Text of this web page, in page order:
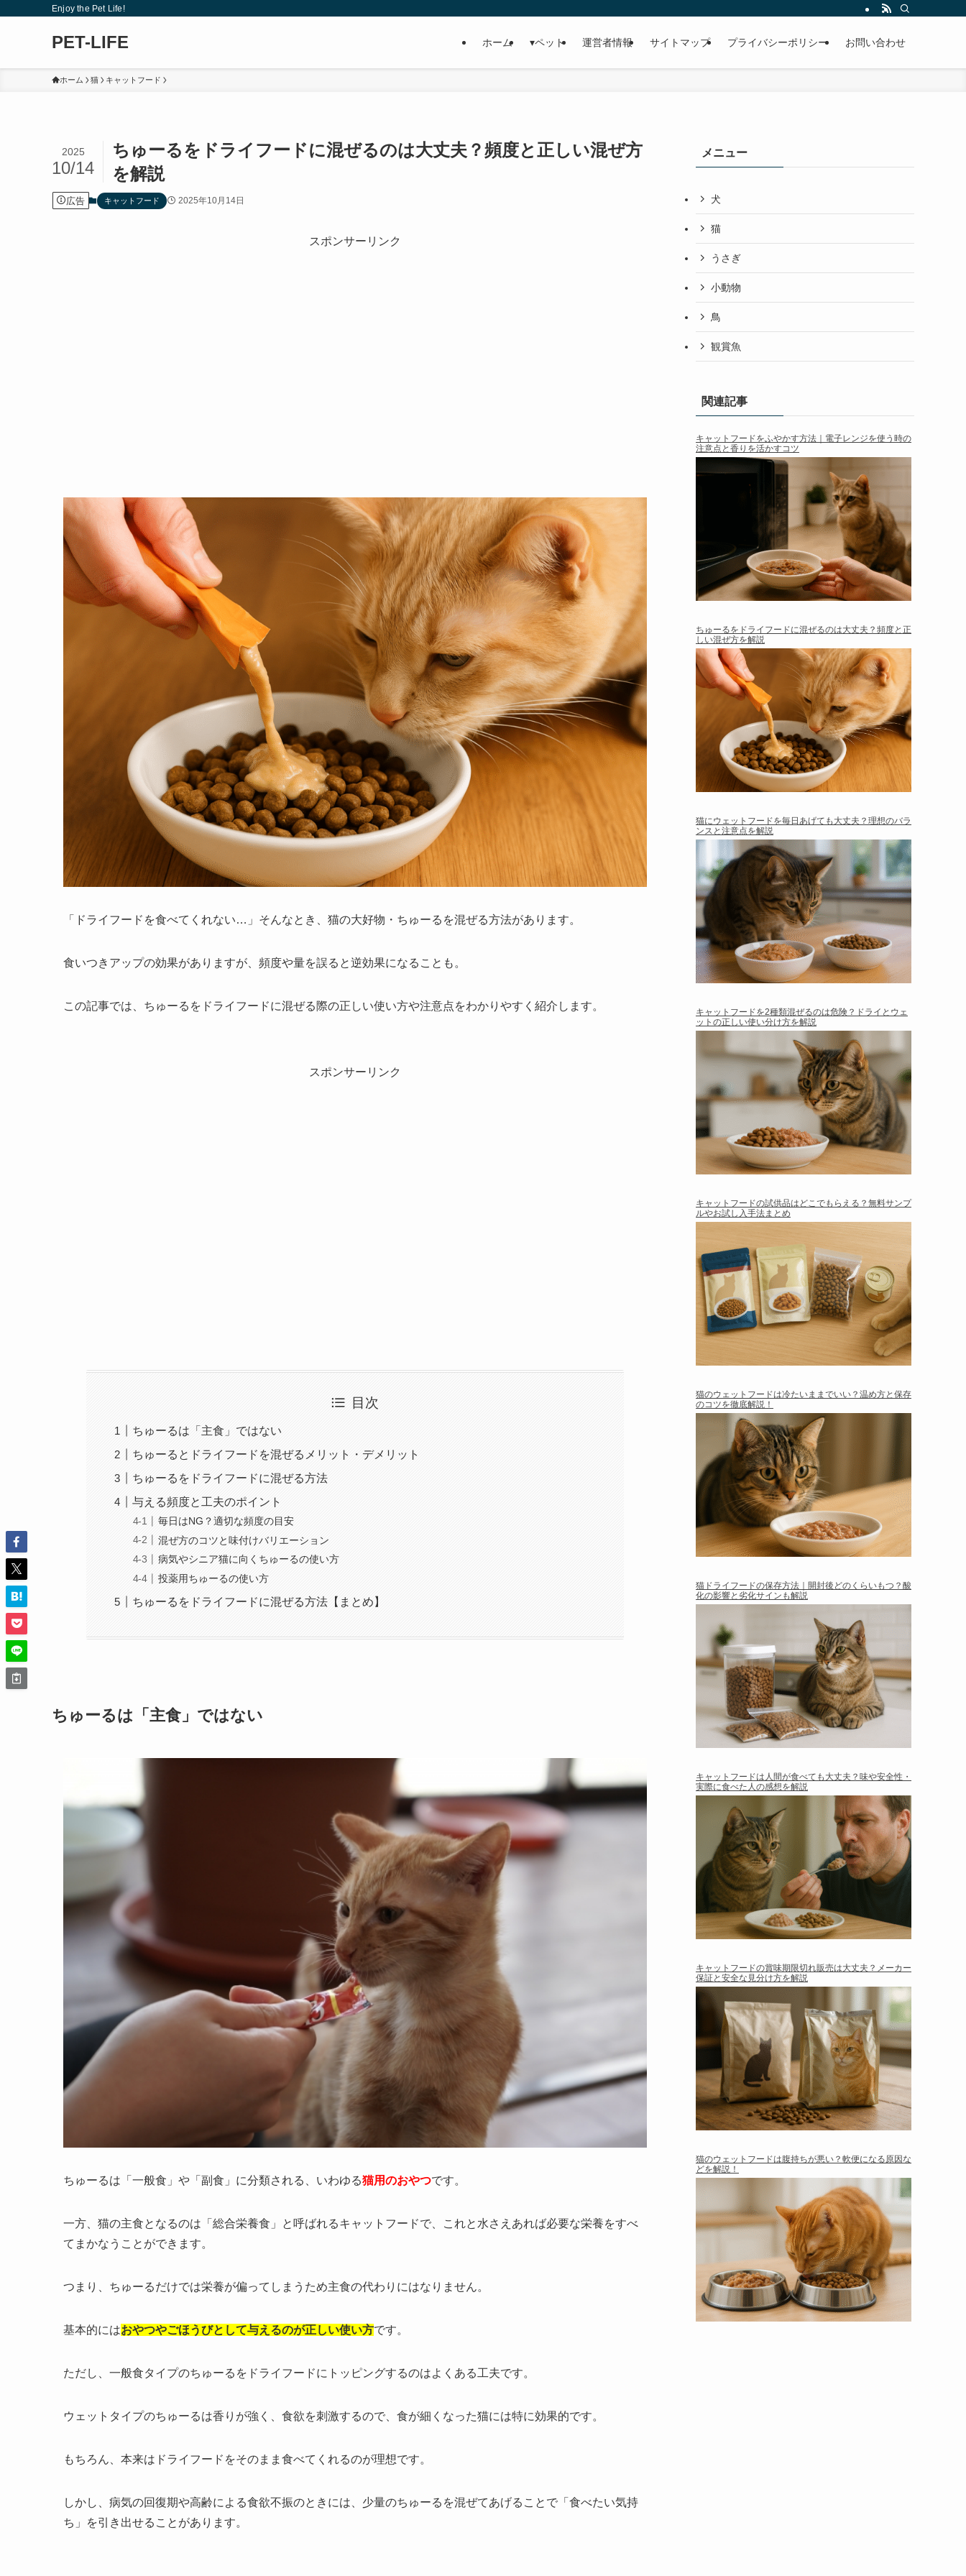
Enjoy the Pet Life!
PET-LIFE ホーム ▾ペット 運営者情報 サイトマップ プライバシーポリシー お問い合わせ
ホーム 猫 キャットフード
ちゅーるをドライフードに混ぜるのは大丈夫？頻度と正しい混ぜ方
を解説
2025
10/14
広告 キャットフード 2025年10月14日
スポンサーリンク
「ドライフードを食べてくれない…」そんなとき、猫の大好物・ちゅーるを混ぜる方法があります。
食いつきアップの効果がありますが、頻度や量を誤ると逆効果になることも。
この記事では、ちゅーるをドライフードに混ぜる際の正しい使い方や注意点をわかりやすく紹介します。
スポンサーリンク
目次
ちゅーるは「主食」ではない
ちゅーるとドライフードを混ぜるメリット・デメリット
ちゅーるをドライフードに混ぜる方法
与える頻度と工夫のポイント
毎日はNG？適切な頻度の目安
混ぜ方のコツと味付けバリエーション
病気やシニア猫に向くちゅーるの使い方
投薬用ちゅーるの使い方
ちゅーるをドライフードに混ぜる方法【まとめ】
ちゅーるは「主食」ではない
ちゅーるは「一般食」や「副食」に分類される、いわゆる猫用のおやつです。
一方、猫の主食となるのは「総合栄養食」と呼ばれるキャットフードで、これと水さえあれば必要な栄養をすべ
てまかなうことができます。
つまり、ちゅーるだけでは栄養が偏ってしまうため主食の代わりにはなりません。
基本的にはおやつやごほうびとして与えるのが正しい使い方です。
ただし、一般食タイプのちゅーるをドライフードにトッピングするのはよくある工夫です。
ウェットタイプのちゅーるは香りが強く、食欲を刺激するので、食が細くなった猫には特に効果的です。
もちろん、本来はドライフードをそのまま食べてくれるのが理想です。
しかし、病気の回復期や高齢による食欲不振のときには、少量のちゅーるを混ぜてあげることで「食べたい気持
ち」を引き出せることがあります。
メニュー
犬
猫
うさぎ
小動物
鳥
観賞魚
関連記事
キャットフードをふやかす方法｜電子レンジを使う時の
注意点と香りを活かすコツ
ちゅーるをドライフードに混ぜるのは大丈夫？頻度と正
しい混ぜ方を解説
猫にウェットフードを毎日あげても大丈夫？理想のバラ
ンスと注意点を解説
キャットフードを2種類混ぜるのは危険？ドライとウェ
ットの正しい使い分け方を解説
キャットフードの試供品はどこでもらえる？無料サンプ
ルやお試し入手法まとめ
猫のウェットフードは冷たいままでいい？温め方と保存
のコツを徹底解説！
猫ドライフードの保存方法｜開封後どのくらいもつ？酸
化の影響と劣化サインも解説
キャットフードは人間が食べても大丈夫？味や安全性・
実際に食べた人の感想を解説
キャットフードの賞味期限切れ販売は大丈夫？メーカー
保証と安全な見分け方を解説
猫のウェットフードは腹持ちが悪い？軟便になる原因な
どを解説！